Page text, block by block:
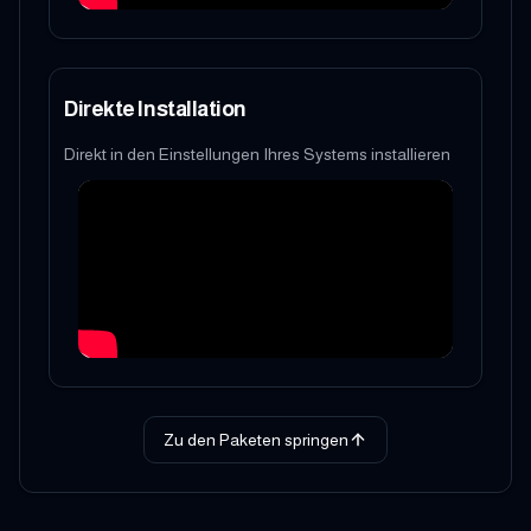
Direkte Installation
Direkt in den Einstellungen Ihres Systems installieren
Zu den Paketen springen